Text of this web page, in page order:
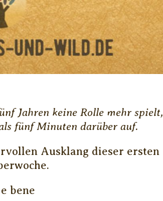
Jahren keine Rolle mehr spielt,
fünf Minuten darüber auf.
Ausklang dieser ersten
bene